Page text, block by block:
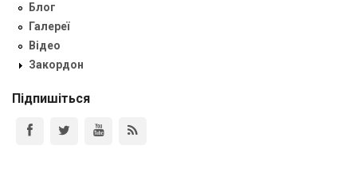
Блог
Галереї
Відео
Закордон
Підпишіться